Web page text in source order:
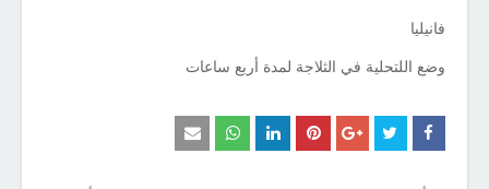
فانيليا
وضع اللتحلية في الثلاجة لمدة أربع ساعات